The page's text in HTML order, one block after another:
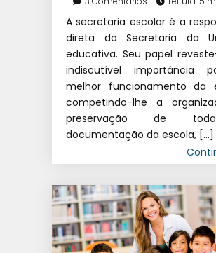
A secretaria escolar é a
direta da Secretaria da
educativa. Seu papel
indiscutível importância
melhor funcionamento da
competindo-lhe a
preservação de
documentação da escola, […]